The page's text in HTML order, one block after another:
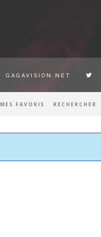
GAGAVISION.NET
MES FAVORIS RECHERCHER